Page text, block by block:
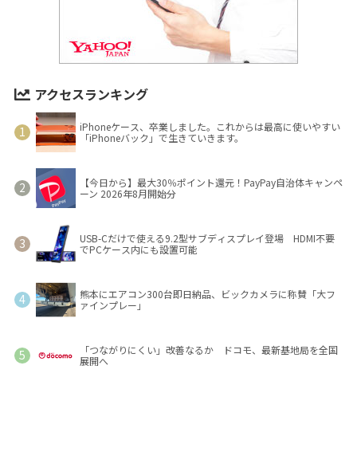
アクセスランキング
iPhoneケース、卒業しました。これからは最高に使いやすい
「iPhoneバック」で生きていきます。
【今日から】最大30％ポイント還元！PayPay自治体キャンペ
ーン 2026年8月開始分
USB-Cだけで使える9.2型サブディスプレイ登場 HDMI不要
でPCケース内にも設置可能
熊本にエアコン300台即日納品、ビックカメラに称賛「大フ
ァインプレー」
「つながりにくい」改善なるか ドコモ、最新基地局を全国
展開へ